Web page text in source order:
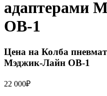
адаптерами
ОВ-1
Цена на Колба
Мэджик-Лайн ОВ-1
22 000₽